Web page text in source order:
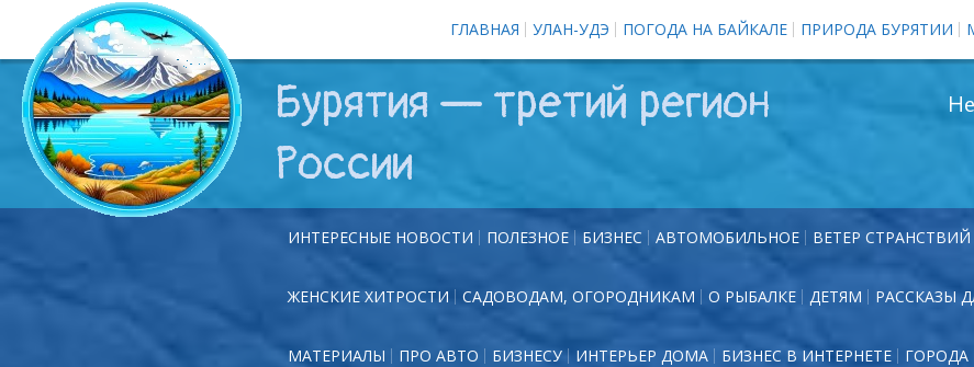
ГЛАВНАЯ УЛАН-УДЭ ПОГОДА НА БАЙКАЛЕ ПРИРОДА БУРЯТИИ
Бурятия — третий регион
России
ИНТЕРЕСНЫЕ НОВОСТИ ПОЛЕЗНОЕ БИЗНЕС АВТОМОБИЛЬНОЕ ВЕТЕР СТРАНСТВИЙ
ЖЕНСКИЕ ХИТРОСТИ САДОВОДАМ, ОГОРОДНИКАМ О РЫБАЛКЕ ДЕТЯМ РАССКАЗЫ
МАТЕРИАЛЫ ПРО АВТО БИЗНЕСУ ИНТЕРЬЕР ДОМА БИЗНЕС В ИНТЕРНЕТЕ ГОРОДА